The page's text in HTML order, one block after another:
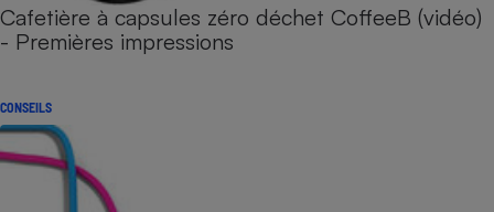
Cafetière à capsules zéro déchet CoffeeB (vidéo)
- Premières impressions
CONSEILS